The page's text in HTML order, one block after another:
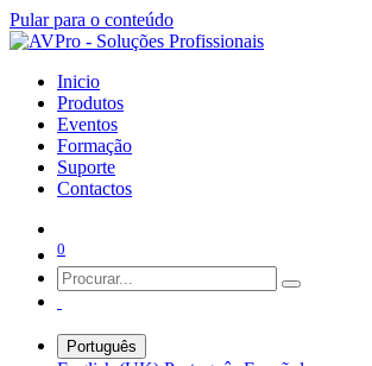
Pular para o conteúdo
Inicio
Produtos
Eventos
Formação
Suporte
Contactos
0
Português